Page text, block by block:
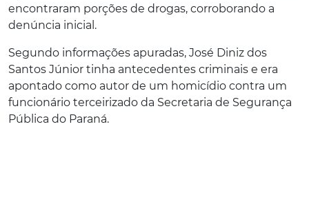
encontraram porções de drogas, corroborando a
denúncia inicial.
Segundo informações apuradas, José Diniz dos
Santos Júnior tinha antecedentes criminais e era
apontado como autor de um homicídio contra um
funcionário terceirizado da Secretaria de Segurança
Pública do Paraná.